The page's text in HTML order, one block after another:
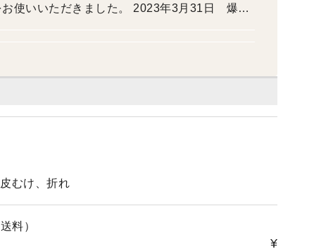
むけ、折れ
料）
¥
使いいただきました。 2023年3月31日 爆買